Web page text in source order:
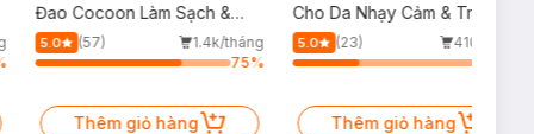
Đao Cocoon Làm Sạch &
Giảm Dầu 500ml
5.0 (57)
1.4k/tháng
75%
Thêm giỏ hàng
Cho Da Nhạy Cảm & Trẻ Em
60ml (Mới)
5.0 (23)
410/tháng
Thêm giỏ hàng